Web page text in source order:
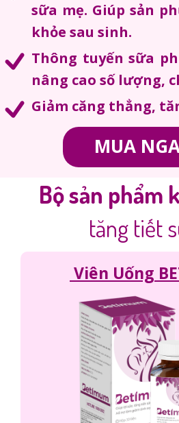
MUA
sữa mẹ. Giúp sản
khỏe sau sinh.
Thông tuyến sữa
nâng cao số lượng,
Giảm căng thẳng,
Bộ sản phẩm
tăng tiết
Viên Uống